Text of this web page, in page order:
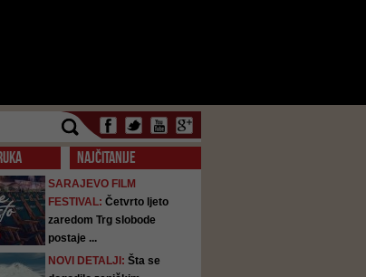
NAJČITANIJE
SARAJEVO FILM
FESTIVAL: Četvrto ljeto
zaredom Trg slobode
postaje ...
NOVI DETALJI: Šta se